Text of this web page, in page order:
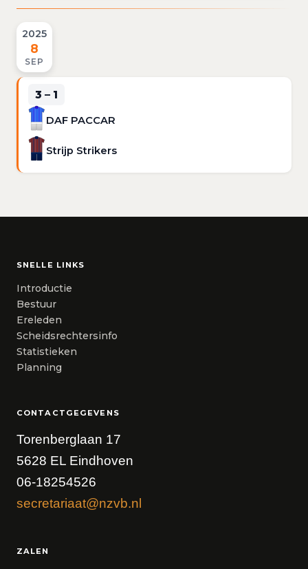
2025
8
SEP
3 – 1
DAF PACCAR
Strijp Strikers
SNELLE LINKS
Introductie
Bestuur
Ereleden
Scheidsrechtersinfo
Statistieken
Planning
CONTACTGEGEVENS
Torenberglaan 17
5628 EL Eindhoven
06-18254526
secretariaat@nzvb.nl
ZALEN